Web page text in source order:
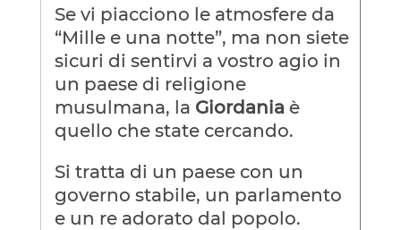
Se vi piacciono le atmosfere da
“Mille e una notte”, ma non siete
sicuri di sentirvi a vostro agio in
un paese di religione
musulmana, la Giordania è
quello che state cercando.
Si tratta di un paese con un
governo stabile, un parlamento
e un re adorato dal popolo.